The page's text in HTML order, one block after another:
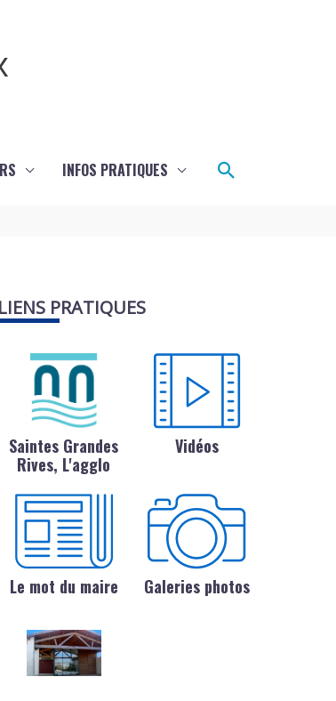
INFOS PRATIQUES Rechercher
LIENS PRATIQUES
Saintes Grandes
Rives, L'agglo
Vidéos
Le mot du maire Galeries photos